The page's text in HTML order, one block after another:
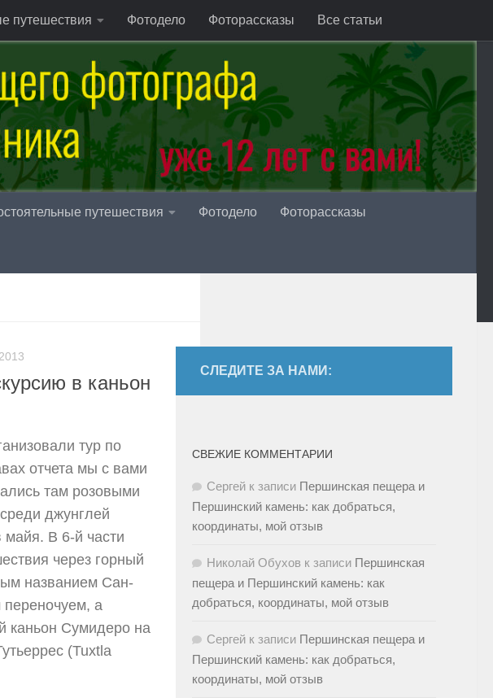
путешествия Фотодело Фоторассказы Все статьи
путешествия Фотодело Фоторассказы
в каньон
тур по
отчета мы с вами
там розовыми
джунглей
В 6-й части
через горный
названием Сан-
а
каньон Сумидеро на
(Tuxtla
СЛЕДИТЕ ЗА НАМИ:
СВЕЖИЕ КОММЕНТАРИИ
Сергей к записи Першинская пещера и
Першинский камень: как добраться,
координаты, мой отзыв
Николай Обухов к записи Першинская
пещера и Першинский камень: как
добраться, координаты, мой отзыв
Сергей к записи Першинская пещера и
Першинский камень: как добраться,
координаты, мой отзыв